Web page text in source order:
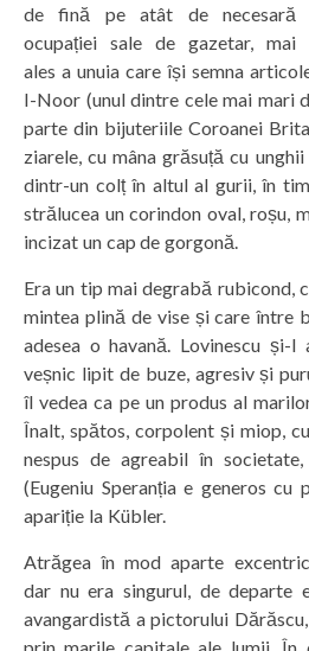
de fină pe atât de necesară
ocupației sale de gazetar, mai
ales a unuia care își semna
I-Noor (unul dintre cele mai mari
parte din bijuteriile Coroanei
ziarele, cu mâna grăsuță cu
dintr-un colț în altul al gurii, în
strălucea un corindon oval, roșu,
incizat un cap de gorgonă.
Era un tip mai degrabă rubicond,
mintea plină de vise și care între
adesea o havană. Lovinescu și-
veșnic lipit de buze, agresiv și
îl vedea ca pe un produs al
Înalt, spătos, corpolent și miop,
nespus de agreabil în
(Eugeniu Speranția e generos cu
apariție la Kübler.
Atrăgea în mod aparte
dar nu era singurul, de departe
avangardistă a pictorului